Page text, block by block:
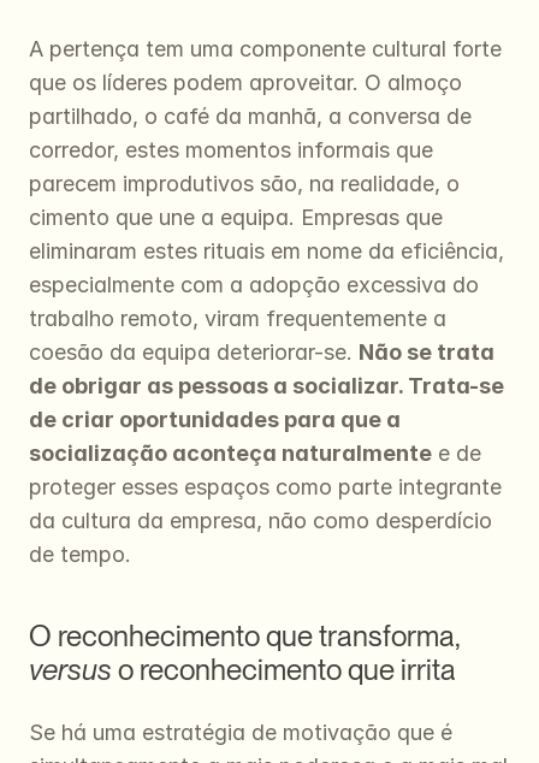
A pertença tem uma componente cultural forte
que os líderes podem aproveitar. O almoço
partilhado, o café da manhã, a conversa de
corredor, estes momentos informais que
parecem improdutivos são, na realidade, o
cimento que une a equipa. Empresas que
eliminaram estes rituais em nome da eficiência,
especialmente com a adopção excessiva do
trabalho remoto, viram frequentemente a
coesão da equipa deteriorar-se. Não se trata
de obrigar as pessoas a socializar. Trata-se
de criar oportunidades para que a
socialização aconteça naturalmente e de
proteger esses espaços como parte integrante
da cultura da empresa, não como desperdício
de tempo.
versus o reconhecimento que irrita
Se há uma estratégia de motivação que é